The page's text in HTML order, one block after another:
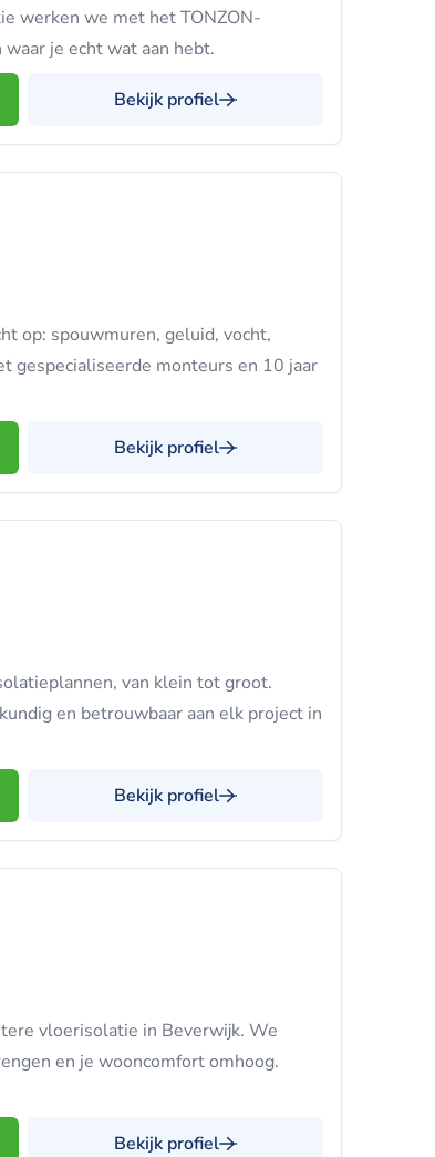
werken we met het TONZON-
je echt wat aan hebt.
Bekijk profiel
op: spouwmuren, geluid, vocht,
gespecialiseerde monteurs en 10 jaar
Bekijk profiel
van klein tot groot.
en betrouwbaar aan elk project in
Bekijk profiel
vloerisolatie in Beverwijk. We
en je wooncomfort omhoog.
Bekijk profiel